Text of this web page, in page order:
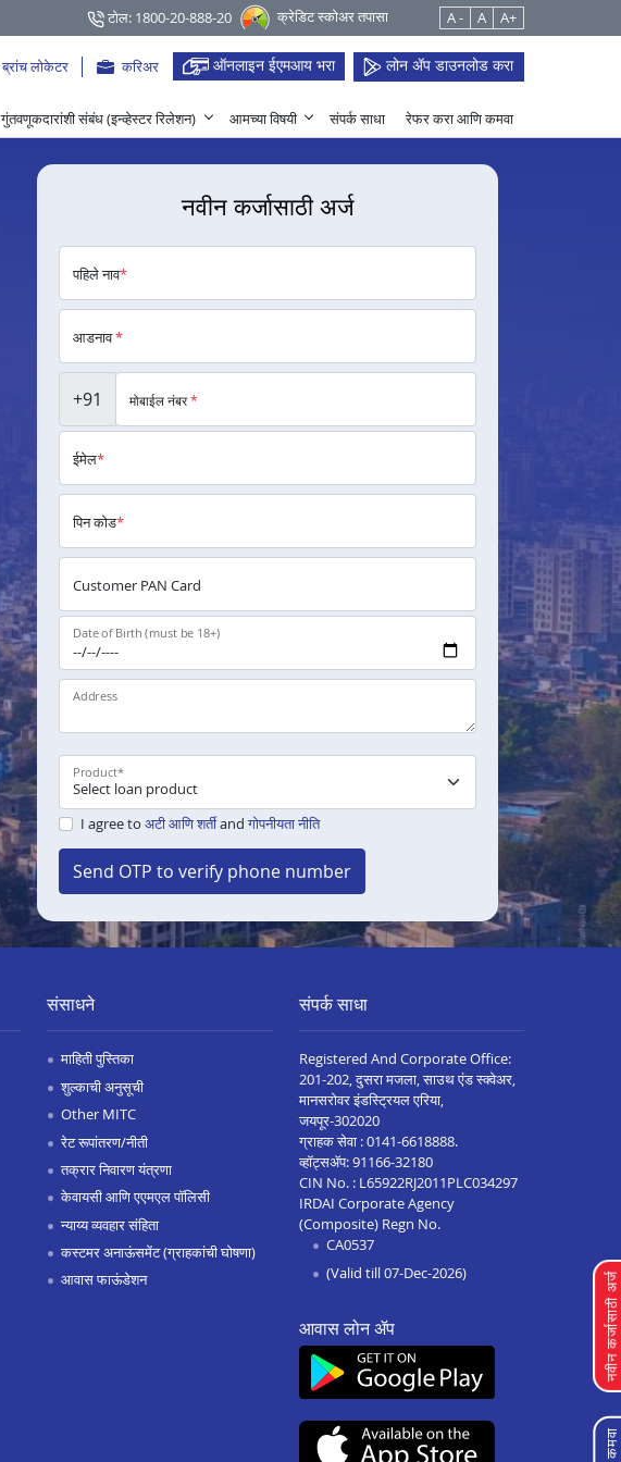
टोल: 1800-20-888-20 क्रेडिट स्कोअर तपासा A - A A+
ब्रांच लोकेटर करिअर ऑनलाइन ईएमआय भरा लोन ॲप डाउनलोड करा
गुंतवणूकदारांशी संबंध (इन्व्हेस्टर रिलेशन) आमच्या विषयी संपर्क साधा रेफर करा आणि कमवा
नवीन कर्जासाठी अर्ज
पहिले नाव*
आडनाव*
+91 मोबाईल नंबर*
ईमेल*
पिन कोड*
Customer PAN Card
Date of Birth (must be 18+)
Address
Product*
I agree to अटी आणि शर्तीand गोपनीयता नीति
Send OTP to verify phone number
नवीन कर्जासाठी अर्ज
संसाधने
माहिती पुस्तिका
शुल्काची अनुसूची
Other MITC
रेट रूपांतरण/नीती
तक्रार निवारण यंत्रणा
केवायसी आणि एएमएल पॉलिसी
न्याय्य व्यवहार संहिता
कस्टमर अनाऊंसमेंट (ग्राहकांची घोषणा)
आवास फाऊंडेशन
संपर्क साधा
Registered And Corporate Office:
201-202, दुसरा मजला, साउथ एंड स्क्वेअर,
मानसरोवर इंडस्ट्रियल एरिया,
जयपूर-302020
ग्राहक सेवा :0141-6618888.
व्हॉट्सॲप:91166-32180
CIN No. : L65922RJ2011PLC034297
IRDAI Corporate Agency
(Composite) Regn No.
CA0537
(Valid till 07-Dec-2026)
आवास लोन ॲप